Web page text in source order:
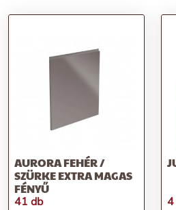
AURORA FEHÉR /
SZÜRKE EXTRA MAGAS
FÉNYŰ
41 db 4